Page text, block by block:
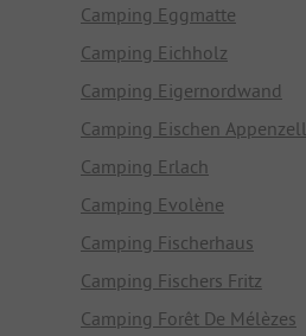
Camping Eggmatte
Camping Eichholz
Camping Eigernordwand
Camping Eischen Appenzell
Camping Erlach
Camping Evolène
Camping Fischerhaus
Camping Fischers Fritz
Camping Forêt De Mélèzes